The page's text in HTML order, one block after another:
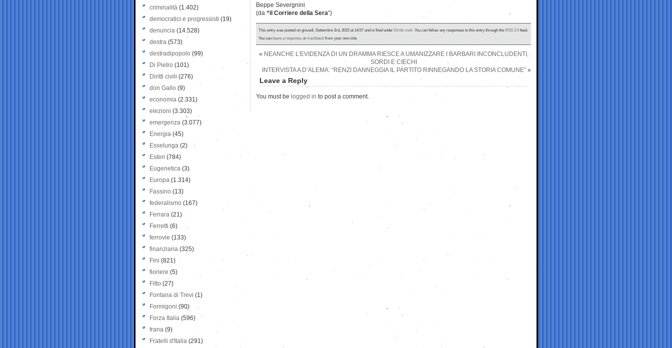
Beppe Severgnini
(da “il Corriere della Sera“)
This entry was posted on giovedì, Settembre 3rd, 2015 at 14:57 and is filed underDiritti civili. You can follow any responses to this entry through theRSS 2.0feed.
You canleave a response, ortrackbackfrom your own site.
« NEANCHE L’EVIDENZA DI UN DRAMMA RIESCE A UMANIZZARE I BARBARI INCONCLUDENTI,
SORDI E CIECHI
INTERVISTA A D’ALEMA: “RENZI DANNEGGIA IL PARTITO RINNEGANDO LA STORIA COMUNE” »
Leave a Reply
You must be logged in to post a comment.
criminalità (1.402)
democratici e progressisti (19)
denuncia (14.528)
destra (573)
destradipopolo (99)
Di Pietro (101)
Diritti civili (276)
don Gallo (9)
economia (2.331)
elezioni (3.303)
emergenza (3.077)
Energia (45)
Esselunga (2)
Esteri (784)
Eugenetica (3)
Europa (1.314)
Fassino (13)
federalismo (167)
Ferrara (21)
Ferretti (6)
ferrovie (133)
finanziaria (325)
Fini (821)
fioriere (5)
Fitto (27)
Fontana di Trevi (1)
Formigoni (90)
Forza Italia (596)
frana (9)
Fratelli d'Italia (291)